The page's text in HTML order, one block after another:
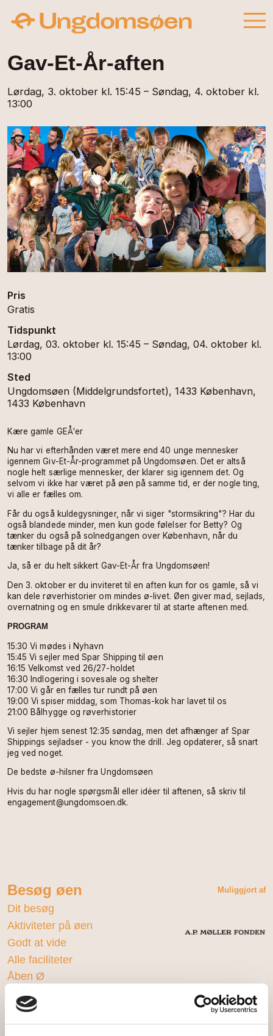
Gav-Et-År-aften
Lørdag, 3. oktober kl. 15:45 – Søndag, 4. oktober kl.
13:00
Pris
Gratis
Tidspunkt
Lørdag, 03. oktober kl. 15:45 – Søndag, 04. oktober kl.
13:00
Sted
Ungdomsøen (Middelgrundsfortet), 1433 København,
1433 København
Kære gamle GEÅ'er
Nu har vi efterhånden været mere end 40 unge mennesker
igennem Giv-Et-År-programmet på Ungdomsøen. Det er altså
nogle helt særlige mennesker, der klarer sig igennem det. Og
selvom vi ikke har været på øen på samme tid, er der nogle ting,
vi alle er fælles om.
Får du også kuldegysninger, når vi siger "stormsikring"? Har du
også blandede minder, men kun gode følelser for Betty? Og
tænker du også på solnedgangen over København, når du
tænker tilbage på dit år?
Ja, så er du helt sikkert Gav-Et-År fra Ungdomsøen!
Den 3. oktober er du inviteret til en aften kun for os gamle, så vi
kan dele røverhistorier om mindes ø-livet. Øen giver mad, sejlads,
overnatning og en smule drikkevarer til at starte aftenen med.
PROGRAM
15:30 Vi mødes i Nyhavn
15:45 Vi sejler med Spar Shipping til øen
16:15 Velkomst ved 26/27-holdet
16:30 Indlogering i sovesale og shelter
17:00 Vi går en fælles tur rundt på øen
19:00 Vi spiser middag, som Thomas-kok har lavet til os
21:00 Bålhygge og røverhistorier
Vi sejler hjem senest 12:35 søndag, men det afhænger af Spar
Shippings sejladser - you know the drill. Jeg opdaterer, så snart
jeg ved noget.
De bedste ø-hilsner fra Ungdomsøen
Hvis du har nogle spørgsmål eller idéer til aftenen, så skriv til
engagement@ungdomsoen.dk.
Besøg øen
Dit besøg
Aktiviteter på øen
Godt at vide
Alle faciliteter
Åben Ø
Ungefællesskabet
Bliv en del af fællesskabet
Muliggjort af